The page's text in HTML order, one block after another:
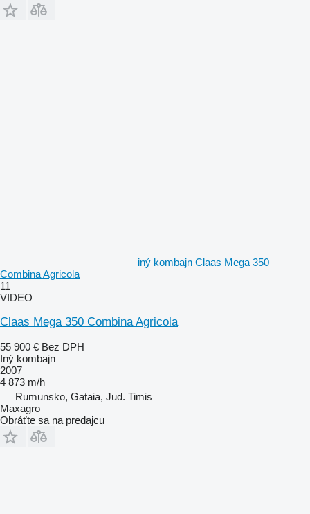
iný kombajn Claas Mega 350
Combina Agricola
11
VIDEO
Claas Mega 350 Combina Agricola
55 900 € Bez DPH
Iný kombajn
2007
4 873 m/h
Rumunsko, Gataia, Jud. Timis
Maxagro
Obráťte sa na predajcu